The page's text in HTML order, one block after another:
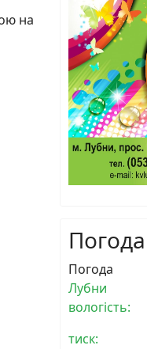
на
Погода
Погода
Лубни
вологість:
тиск: